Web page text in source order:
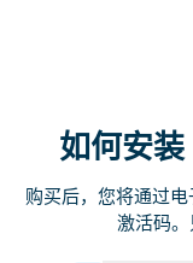
如何安
购买后，您将通过
激活码。